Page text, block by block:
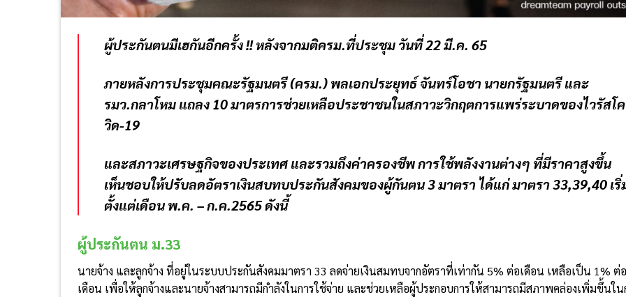
ผู้ประกันตนมีเฮกันอีกครั้ง!! หลังจากมติครม.ที่ประชุม วันที่ 22 มี.ค. 65
ภายหลังการประชุมคณะรัฐมนตรี (ครม.) พลเอกประยุทธ์ จันทร์โอชา นายกรัฐมนตรี และ
รมว.กลาโหม แถลง 10 มาตรการช่วยเหลือประชาชนในสภาวะวิกฤตการแพร่ระบาดของไวรัสโค
วิด-19
และสภาวะเศรษฐกิจของประเทศ และรวมถึงค่าครองชีพ การใช้พลังงานต่างๆ ที่มีราคาสูงขึ้น
เห็นชอบให้ปรับลดอัตราเงินสบทบประกันสังคมของผู้กันตน 3 มาตรา ได้แก่ มาตรา33,39,40 เริ่
ตั้งแต่เดือน พ.ค. – ก.ค.2565 ดังนี้
ผู้ประกันตน ม.33
นายจ้าง และลูกจ้าง ที่อยู่ในระบบประกันสังคมมาตรา 33 ลดจ่ายเงินสมทบจากอัตราที่เท่ากัน 5% ต่อเดือน เหลือเป็น 1% ต่อ
เดือน เพื่อให้ลูกจ้างและนายจ้างสามารถมีกำลังในการใช้จ่าย และช่วยเหลือผู้ประกอบการให้สามารถมีสภาพคล่องเพิ่มขึ้นใน